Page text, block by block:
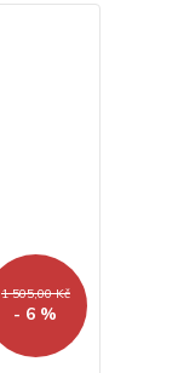
1 505,00 Kč
- 6 %